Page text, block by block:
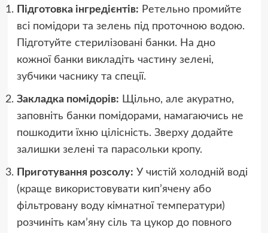
Підготовка інгредієнтів: Ретельно промийте
всі помідори та зелень під проточною водою.
Підготуйте стерилізовані банки. На дно
кожної банки викладіть частину зелені,
зубчики часнику та спеції.
Закладка помідорів: Щільно, але акуратно,
заповніть банки помідорами, намагаючись не
пошкодити їхню цілісність. Зверху додайте
залишки зелені та парасольки кропу.
Приготування розсолу: У чистій холодній воді
(краще використовувати кип’ячену або
фільтровану воду кімнатної температури)
розчиніть кам’яну сіль та цукор до повного